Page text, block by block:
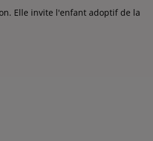
Elle invite l'enfant adoptif de la